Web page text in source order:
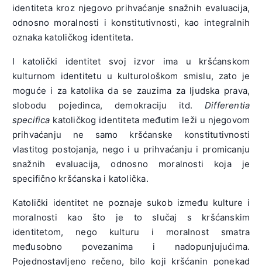
identiteta kroz njegovo prihvaćanje snažnih evaluacija,
odnosno moralnosti i konstitutivnosti, kao integralnih
oznaka katoličkog identiteta.
I katolički identitet svoj izvor ima u kršćanskom
kulturnom identitetu u kulturološkom smislu, zato je
moguće i za katolika da se zauzima za ljudska prava,
slobodu pojedinca, demokraciju itd. Differentia
specifica katoličkog identiteta međutim leži u njegovom
prihvaćanju ne samo kršćanske konstitutivnosti
vlastitog postojanja, nego i u prihvaćanju i promicanju
snažnih evaluacija, odnosno moralnosti koja je
specifično kršćanska i katolička.
Katolički identitet ne poznaje sukob između kulture i
moralnosti kao što je to slučaj s kršćanskim
identitetom, nego kulturu i moralnost smatra
međusobno povezanima i nadopunjujućima.
Pojednostavljeno rečeno, bilo koji kršćanin ponekad